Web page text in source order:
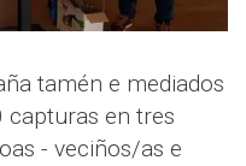
tamén e mediados
capturas en tres
- veciños/as e